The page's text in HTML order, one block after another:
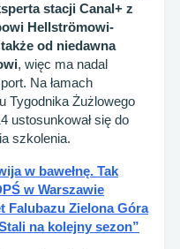
stacji Canal+ z
Hellströmowi-
od niedawna
, więc ma nadal
Na łamach
Tygodnika Żużlowego
ustosunkował się do
szkolenia.
w bawełnę. Tak
w Warszawie
Falubazu Zielona Góra
na kolejny sezon”